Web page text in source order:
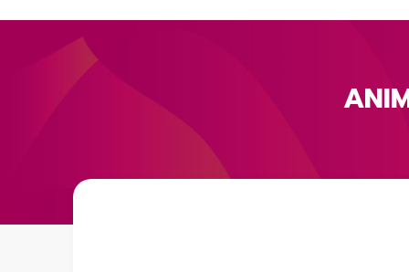
Aller